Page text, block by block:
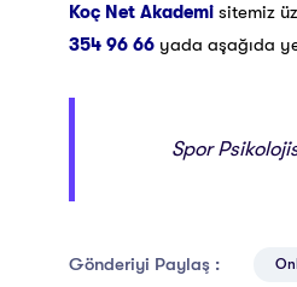
Koç Net Akademi sitemiz
354 96 66 yada aşağıda
Spor
Gönderiyi Paylaş :